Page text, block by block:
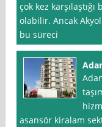
çok kez
olabilir. Ancak
bu süreci
asansör kiralam